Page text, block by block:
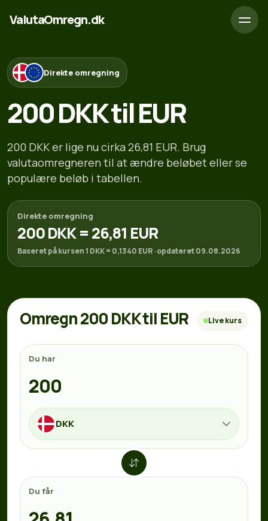
ValutaOmregn.dk
Direkte omregning
200 DKK til EUR
200 DKK er lige nu cirka 26,81 EUR. Brug
valutaomregneren til at ændre beløbet eller se
populære beløb i tabellen.
Direkte omregning
200 DKK = 26,81 EUR
Baseret på kursen 1 DKK = 0,1340 EUR · opdateret 09.08.2026
Omregn 200 DKK til EUR Live kurs
Du har
DKK
Du får